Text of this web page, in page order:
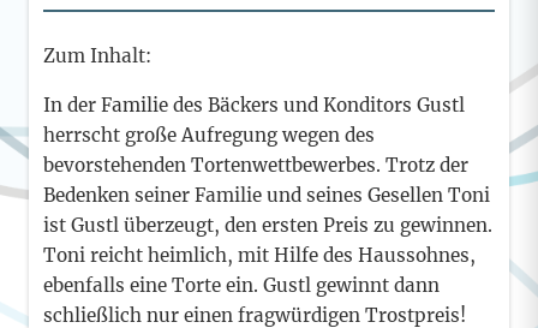
Zum Inhalt:
In der Familie des Bäckers und Konditors Gustl
herrscht große Aufregung wegen des
bevorstehenden Tortenwettbewerbes. Trotz der
Bedenken seiner Familie und seines Gesellen Toni
ist Gustl überzeugt, den ersten Preis zu gewinnen.
Toni reicht heimlich, mit Hilfe des Haussohnes,
ebenfalls eine Torte ein. Gustl gewinnt dann
schließlich nur einen fragwürdigen Trostpreis!